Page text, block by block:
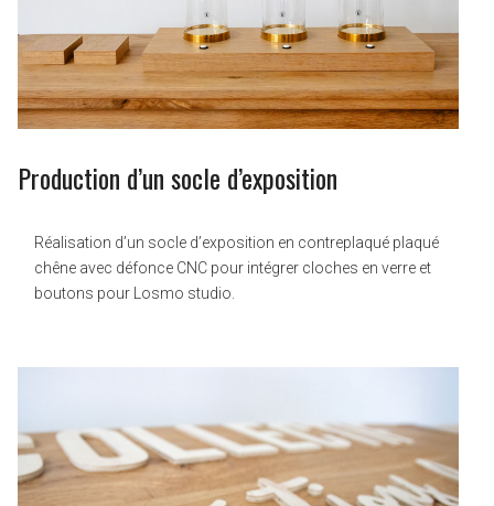
Production d’un socle d’exposition
Réalisation d’un socle d’exposition en contreplaqué plaqué
chêne avec défonce CNC pour intégrer cloches en verre et
boutons pour Losmo studio.